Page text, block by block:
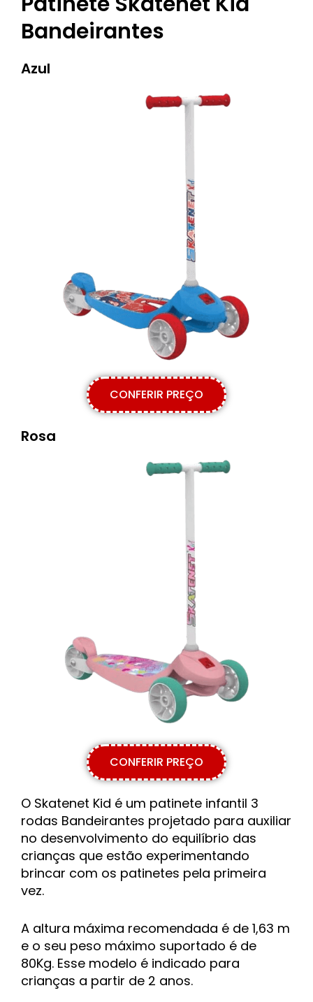
Bandeirantes
Azul
CONFERIR PREÇO
Rosa
CONFERIR PREÇO
O Skatenet Kid é um patinete infantil 3
rodas Bandeirantes projetado para auxiliar
no desenvolvimento do equilíbrio das
crianças que estão experimentando
brincar com os patinetes pela primeira
vez.
A altura máxima recomendada é de 1,63 m
e o seu peso máximo suportado é de
80Kg. Esse modelo é indicado para
crianças a partir de 2 anos.